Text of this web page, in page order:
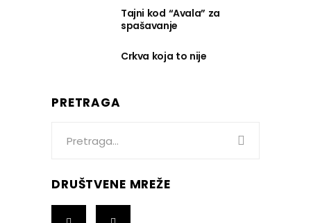
Tajni kod “Avala” za
spašavanje
Crkva koja to nije
PRETRAGA
DRUŠTVENE MREŽE